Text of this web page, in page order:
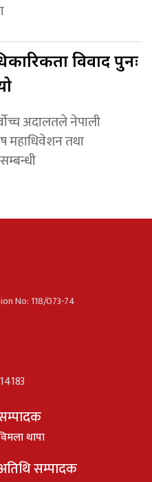
विवाद पुनः
अदालतले नेपाली
महाधिवेशन तथा
No: 118/073-74
थापा
सम्पादक